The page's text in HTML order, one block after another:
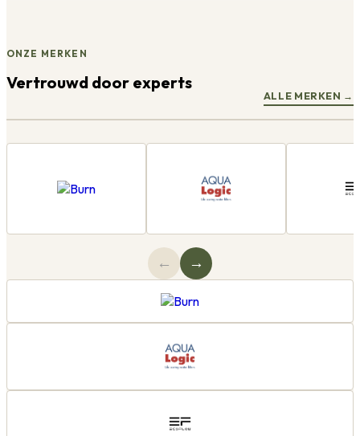
ONZE MERKEN
Vertrouwd door experts
ALLE MERKEN →
← →